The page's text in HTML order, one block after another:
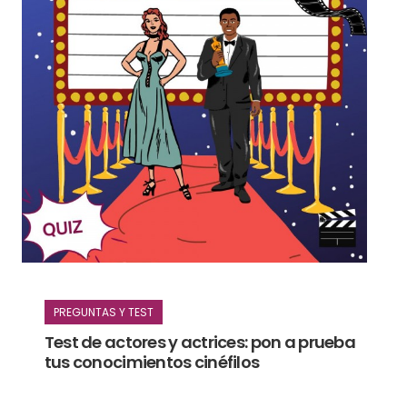
PREGUNTAS Y TEST
Test de actores y actrices: pon a prueba
tus conocimientos cinéfilos